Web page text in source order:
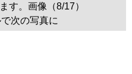
す。画像（8/17）
次の写真に